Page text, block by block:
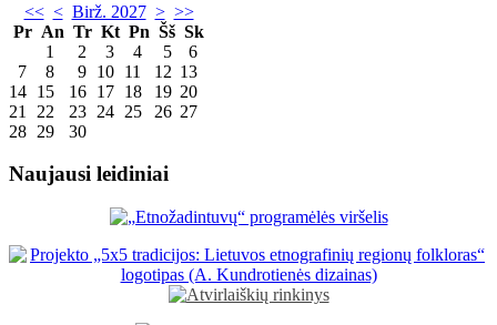
<< < Birž. 2027 > >>
Pr An Tr Kt Pn Šš Sk
1
2 3 4 5
6
7
8 9 10 11 12 13
14 15 16 17 18 19 20
21
22 23 24 25 26 27
28 29 30
Naujausi leidiniai